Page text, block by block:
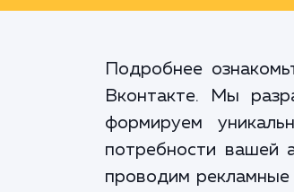
Подробнее
Вконтакте. Мы
формируем
потребности вашей
проводим